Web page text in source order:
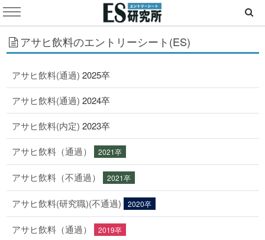
アサヒ飲料のエントリーシート(ES)
アサヒ飲料(通過) 2025卒
アサヒ飲料(通過) 2024卒
アサヒ飲料(内定) 2023卒
アサヒ飲料（通過） 2021卒
アサヒ飲料（不通過） 2021卒
アサヒ飲料(研究職)(不通過) 2020卒
アサヒ飲料（通過） 2019卒